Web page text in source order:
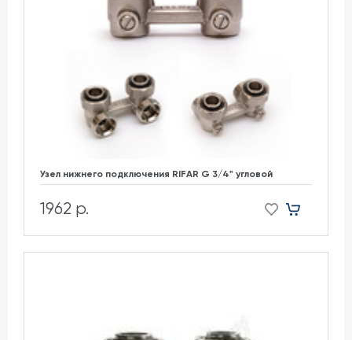
Узел нижнего подключения RIFAR G 3/4" угловой
1962 р.